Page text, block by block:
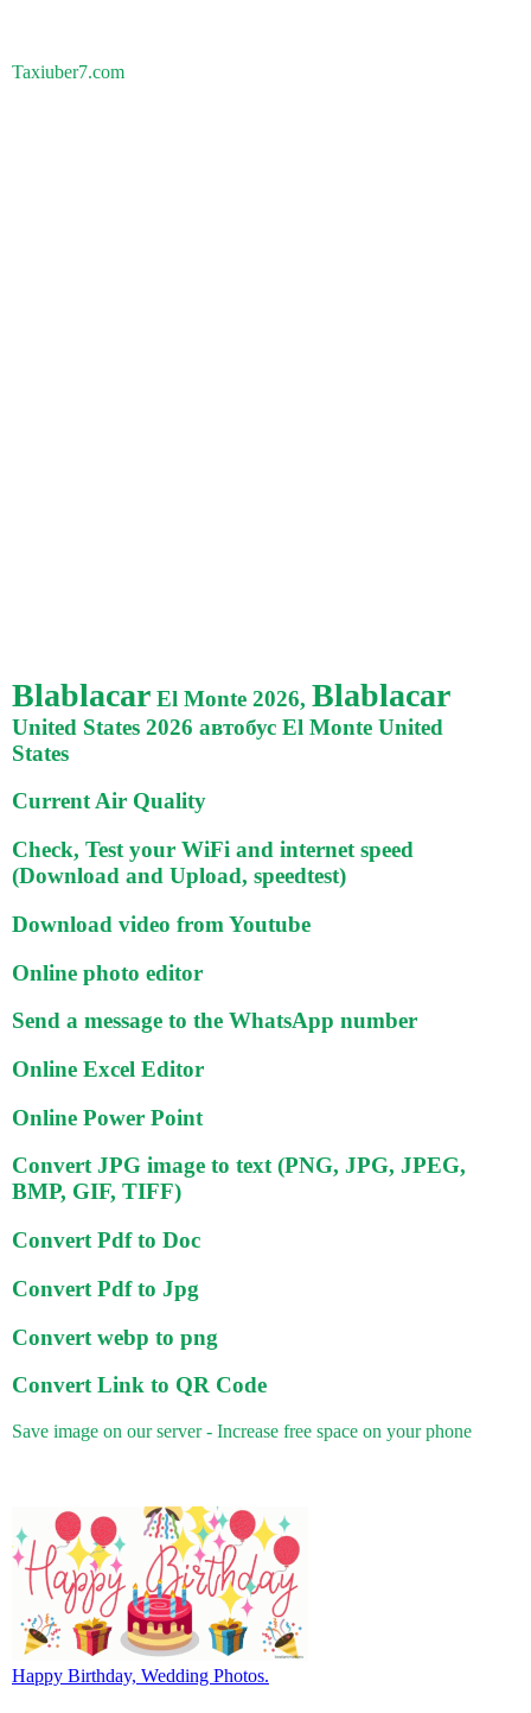
Taxiuber7.com
Blablacar El Monte 2026, Blablacar
United States 2026 автобус El Monte United
States
Current Air Quality
Check, Test your WiFi and internet speed
(Download and Upload, speedtest)
Download video from Youtube
Online photo editor
Send a message to the WhatsApp number
Online Excel Editor
Online Power Point
Convert JPG image to text (PNG, JPG, JPEG,
BMP, GIF, TIFF)
Convert Pdf to Doc
Convert Pdf to Jpg
Convert webp to png
Convert Link to QR Code
Save image on our server - Increase free space on your phone
Happy Birthday, Wedding Photos.